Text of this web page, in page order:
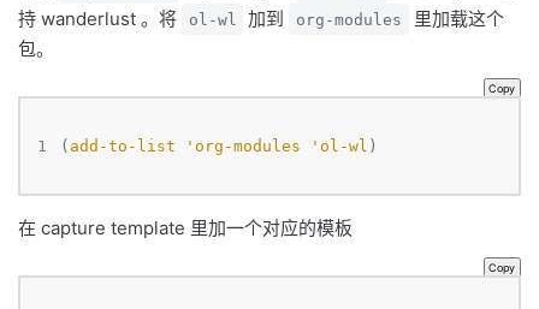
持 wanderlust 。将
ol-wl 加到 org-modules
里加载这个
包。
Copy
1 ( add-to-list 'org-modules 'ol-wl )
在 capture template 里加一个对应的模板
Copy